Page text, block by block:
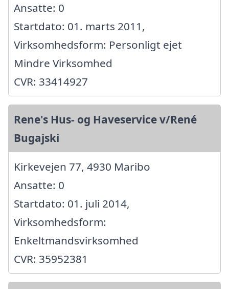
Ansatte: 0
Startdato: 01. marts 2011,
Virksomhedsform: Personligt ejet
Mindre Virksomhed
CVR: 33414927
Rene's Hus- og Haveservice v/René
Bugajski
Kirkevejen 77, 4930 Maribo
Ansatte: 0
Startdato: 01. juli 2014,
Virksomhedsform:
Enkeltmandsvirksomhed
CVR: 35952381